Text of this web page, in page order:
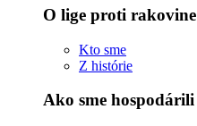
O lige proti rakovine
Kto sme
Z histórie
Ako sme hospodárili